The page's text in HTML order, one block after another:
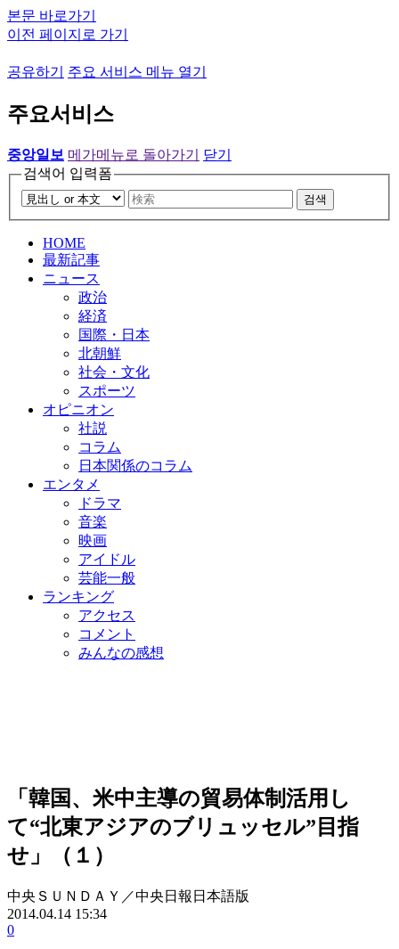
본문 바로가기
이전 페이지로 가기
공유하기 주요 서비스 메뉴 열기
주요서비스
중앙일보 메가메뉴로 돌아가기
닫기
검색어 입력폼
검색
HOME
最新記事
ニュース
政治
経済
国際・日本
北朝鮮
社会・文化
スポーツ
オピニオン
社説
コラム
日本関係のコラム
エンタメ
ドラマ
音楽
映画
アイドル
芸能一般
ランキング
アクセス
コメント
みんなの感想
「韓国、米中主導の貿易体制活用し
て“北東アジアのブリュッセル”目指
せ」（１）
中央ＳＵＮＤＡＹ／中央日報日本語版
2014.04.14 15:34
0